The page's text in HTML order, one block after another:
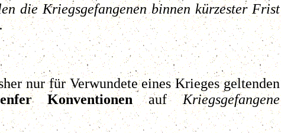
die Kriegsgefangenen binnen kürzester Frist
nur für Verwundete eines Krieges geltenden
KonventionenaufKriegsgefangene